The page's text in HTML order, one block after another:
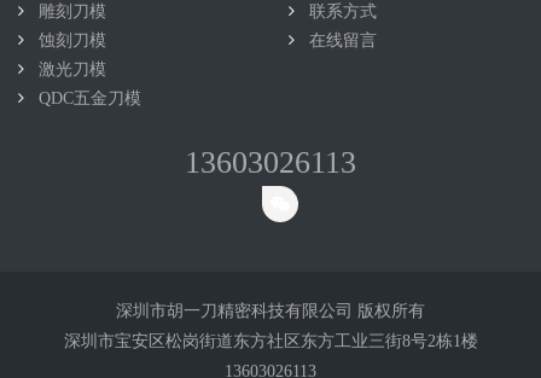
雕刻刀模
蚀刻刀模
激光刀模
QDC五金刀模
联系方式
在线留言
13603026113
深圳市胡一刀精密科技有限公司 版权所有
深圳市宝安区松岗街道东方社区东方工业三街8号2栋1楼
13603026113